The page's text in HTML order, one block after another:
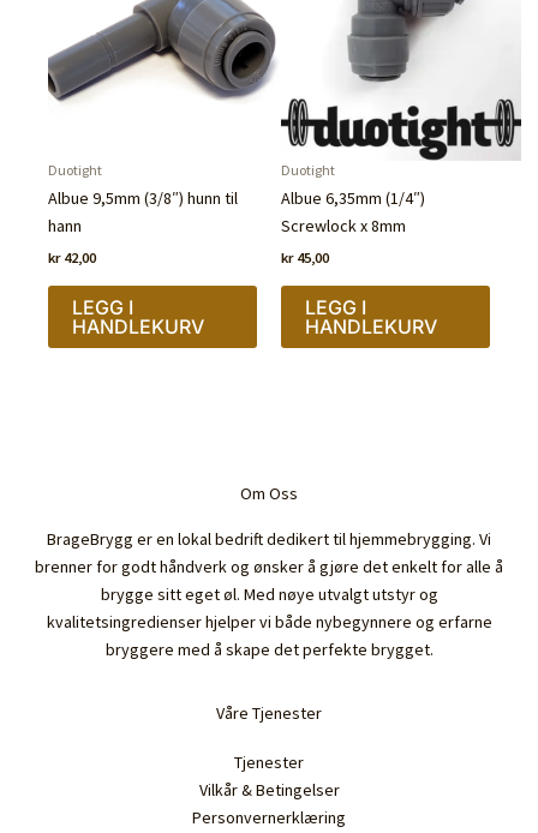
Duotight
Albue 9,5mm (3/8″) hunn til
hann
kr42,00
LEGG I
HANDLEKURV
Duotight
Albue 6,35mm (1/4″)
Screwlock x 8mm
kr45,00
LEGG I
HANDLEKURV
Om Oss
BrageBrygg er en lokal bedrift dedikert til hjemmebrygging. Vi
brenner for godt håndverk og ønsker å gjøre det enkelt for alle å
brygge sitt eget øl. Med nøye utvalgt utstyr og
kvalitetsingredienser hjelper vi både nybegynnere og erfarne
bryggere med å skape det perfekte brygget.
Våre Tjenester
Tjenester
Vilkår & Betingelser
Personvernerklæring